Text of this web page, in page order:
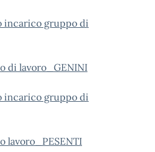
incarico gruppo di
di lavoro_GENINI
incarico gruppo di
lavoro_PESENTI